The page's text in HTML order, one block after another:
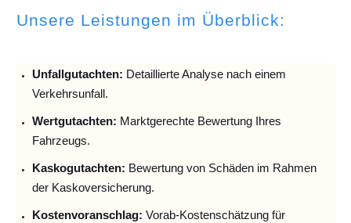
Unsere Leistungen im Überblick:
Unfallgutachten: Detaillierte Analyse nach einem
Verkehrsunfall.
Wertgutachten: Marktgerechte Bewertung Ihres
Fahrzeugs.
Kaskogutachten: Bewertung von Schäden im Rahmen
der Kaskoversicherung.
Kostenvoranschlag: Vorab-Kostenschätzung für